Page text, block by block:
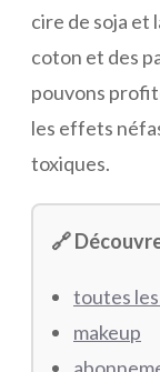
cire de soja et
coton et des
pouvons
les effets
toxiques.
🔗
toutes
makeup